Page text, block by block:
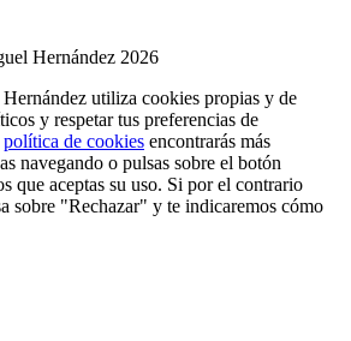
Hernández 2026
utiliza cookies propias y de
y respetar tus preferencias de
política de cookies encontrarás más
navegando o pulsas sobre el botón
que aceptas su uso. Si por el contrario
sobre "Rechazar" y te indicaremos cómo